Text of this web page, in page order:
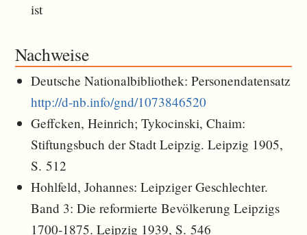
ist
Nachweise
Deutsche Nationalbibliothek: Personendatensatz
http://d-nb.info/gnd/1073846520
Geffcken, Heinrich; Tykocinski, Chaim:
Stiftungsbuch der Stadt Leipzig. Leipzig 1905,
S. 512
Hohlfeld, Johannes: Leipziger Geschlechter.
Band 3: Die reformierte Bevölkerung Leipzigs
1700-1875. Leipzig 1939, S. 546